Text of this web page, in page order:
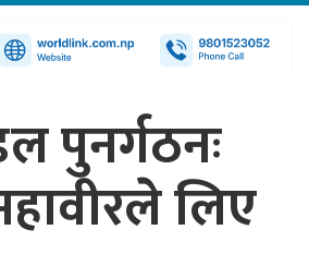
पुनर्गठनः
लिए